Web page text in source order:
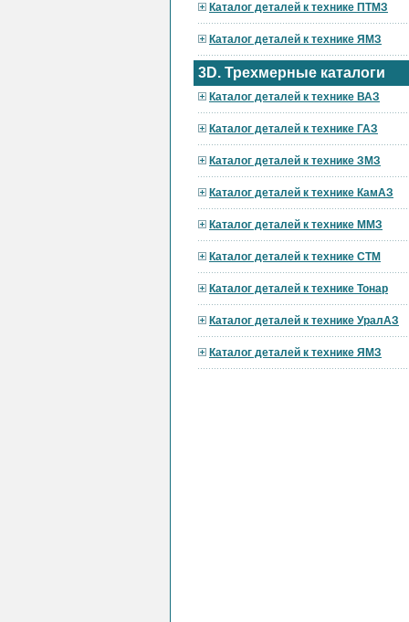
Каталог деталей к технике ПТМЗ
Каталог деталей к технике ЯМЗ
3D. Трехмерные каталоги
Каталог деталей к технике ВАЗ
Каталог деталей к технике ГАЗ
Каталог деталей к технике ЗМЗ
Каталог деталей к технике КамАЗ
Каталог деталей к технике ММЗ
Каталог деталей к технике СТМ
Каталог деталей к технике Тонар
Каталог деталей к технике УралАЗ
Каталог деталей к технике ЯМЗ